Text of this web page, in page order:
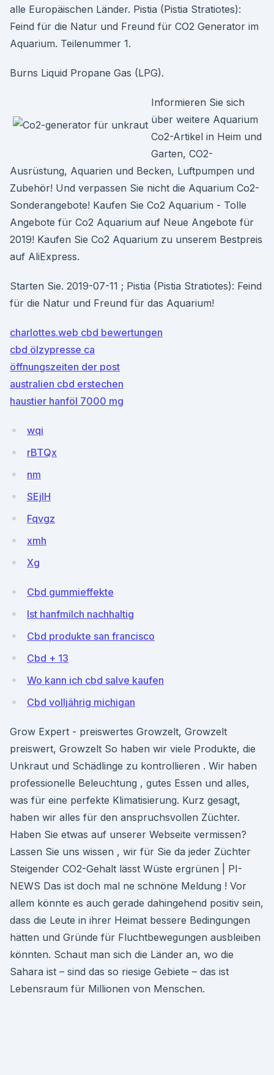
alle Europäischen Länder. Pistia (Pistia Stratiotes):
Feind für die Natur und Freund für CO2 Generator im
Aquarium. Teilenummer 1.
Burns Liquid Propane Gas (LPG).
Informieren Sie sich
über weitere Aquarium
Co2-Artikel in Heim und
Garten, CO2-
Ausrüstung, Aquarien und Becken, Luftpumpen und
Zubehör! Und verpassen Sie nicht die Aquarium Co2-
Sonderangebote! Kaufen Sie Co2 Aquarium - Tolle
Angebote für Co2 Aquarium auf Neue Angebote für
2019! Kaufen Sie Co2 Aquarium zu unserem Bestpreis
auf AliExpress.
Starten Sie. 2019-07-11 ; Pistia (Pistia Stratiotes): Feind
für die Natur und Freund für das Aquarium!
charlottes.web cbd bewertungen
cbd ölzypresse ca
öffnungszeiten der post
australien cbd erstechen
haustier hanföl 7000 mg
wqi
rBTQx
nm
SEjlH
Fqvgz
xmh
Xg
Cbd gummieffekte
Ist hanfmilch nachhaltig
Cbd produkte san francisco
Cbd + 13
Wo kann ich cbd salve kaufen
Cbd volljährig michigan
Grow Expert - preiswertes Growzelt, Growzelt
preiswert, Growzelt So haben wir viele Produkte, die
Unkraut und Schädlinge zu kontrollieren . Wir haben
professionelle Beleuchtung , gutes Essen und alles,
was für eine perfekte Klimatisierung. Kurz gesagt,
haben wir alles für den anspruchsvollen Züchter.
Haben Sie etwas auf unserer Webseite vermissen?
Lassen Sie uns wissen , wir für Sie da jeder Züchter
Steigender CO2-Gehalt lässt Wüste ergrünen | PI-
NEWS Das ist doch mal ne schnöne Meldung ! Vor
allem könnte es auch gerade dahingehend positiv sein,
dass die Leute in ihrer Heimat bessere Bedingungen
hätten und Gründe für Fluchtbewegungen ausbleiben
könnten. Schaut man sich die Länder an, wo die
Sahara ist – sind das so riesige Gebiete – das ist
Lebensraum für Millionen von Menschen.